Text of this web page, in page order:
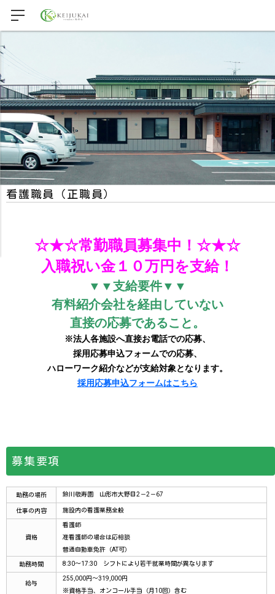
看護職員（正職員）
募集要項
勤務の場所 鈴川敬寿園 山形市大野目2－2－67
仕事の内容 施設内の看護業務全般
資格
看護師
准看護師の場合は応相談
普通自動車免許（AT可）
勤務時間 8:30～17:30 シフトにより若干就業時間が異なります
給与
255,000円～319,000円
※資格手当、オンコール手当（月10回）含む